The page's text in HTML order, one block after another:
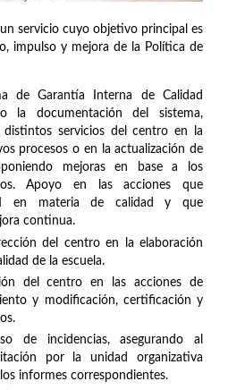
servicio cuyo objetivo principal es
impulso y mejora de la Política de
de Garantía Interna de Calidad
la documentación del sistema,
servicios del centro en la
procesos o en la actualización de
mejoras en base a los
Apoyo en las acciones que
en materia de calidad y que
continua.
del centro en la elaboración
de la escuela.
del centro en las acciones de
y modificación, certificación y
de incidencias, asegurando al
por la unidad organizativa
informes correspondientes.